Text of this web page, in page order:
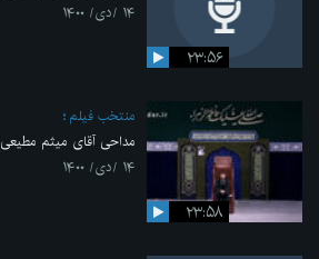
۲۳:۵۶
۱۴ /دی/ ۱۴۰۰
۲۳:۵۸
منتخب فیلم
مداحی آقای میثم مطیعی
۱۴ /دی/ ۱۴۰۰